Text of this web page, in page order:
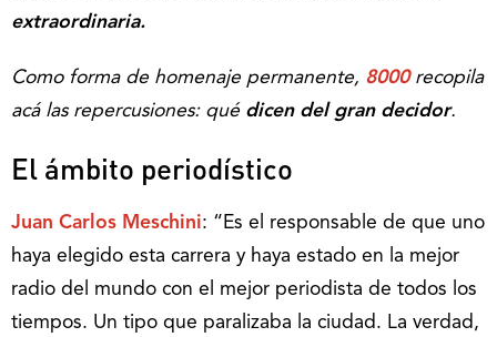
extraordinaria.
Como forma de homenaje permanente, 8000recopila
acá las repercusiones: qué dicen del gran decidor.
El ámbito periodístico
Juan Carlos Meschini: “Es el responsable de que uno
haya elegido esta carrera y haya estado en la mejor
radio del mundo con el mejor periodista de todos los
tiempos. Un tipo que paralizaba la ciudad. La verdad,